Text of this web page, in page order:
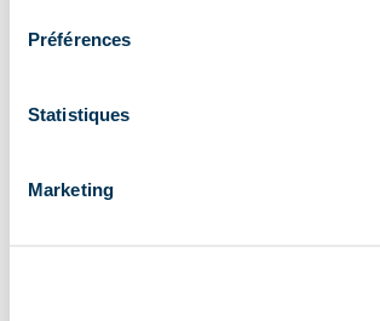
Préférences
Statistiques
Marketing